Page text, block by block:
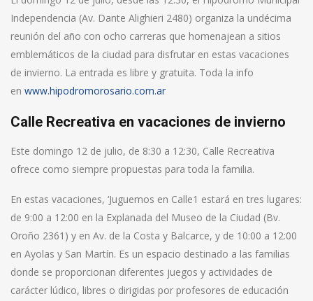
Independencia (Av. Dante Alighieri 2480) organiza la undécima
reunión del año con ocho carreras que homenajean a sitios
emblemáticos de la ciudad para disfrutar en estas vacaciones
de invierno. La entrada es libre y gratuita. Toda la info
en www.hipodromorosario.com.ar
Calle Recreativa en vacaciones de invierno
Este domingo 12 de julio, de 8:30 a 12:30, Calle Recreativa
ofrece como siempre propuestas para toda la familia.
En estas vacaciones, ‘Juguemos en Calle1 estará en tres lugares:
de 9:00 a 12:00 en la Explanada del Museo de la Ciudad (Bv.
Oroño 2361) y en Av. de la Costa y Balcarce, y de 10:00 a 12:00
en Ayolas y San Martín. Es un espacio destinado a las familias
donde se proporcionan diferentes juegos y actividades de
carácter lúdico, libres o dirigidas por profesores de educación